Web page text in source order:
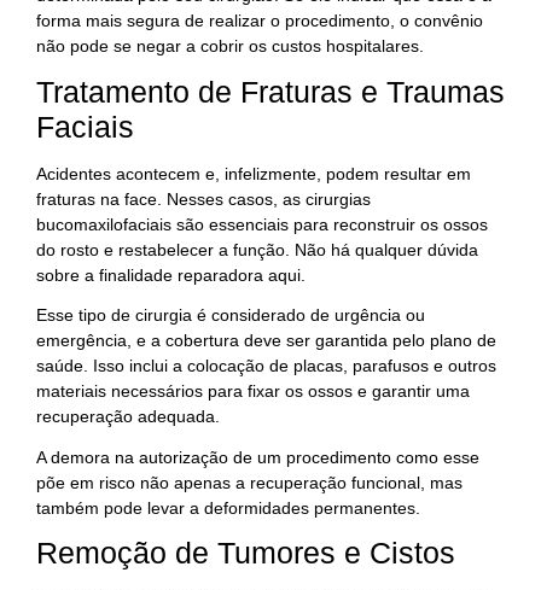
forma mais segura de realizar o procedimento, o convênio
não pode se negar a cobrir os custos hospitalares.
Tratamento de Fraturas e Traumas
Faciais
Acidentes acontecem e, infelizmente, podem resultar em
fraturas na face. Nesses casos, as cirurgias
bucomaxilofaciais são essenciais para reconstruir os ossos
do rosto e restabelecer a função. Não há qualquer dúvida
sobre a finalidade reparadora aqui.
Esse tipo de cirurgia é considerado de urgência ou
emergência, e a cobertura deve ser garantida pelo plano de
saúde. Isso inclui a colocação de placas, parafusos e outros
materiais necessários para fixar os ossos e garantir uma
recuperação adequada.
A demora na autorização de um procedimento como esse
põe em risco não apenas a recuperação funcional, mas
também pode levar a deformidades permanentes.
Remoção de Tumores e Cistos